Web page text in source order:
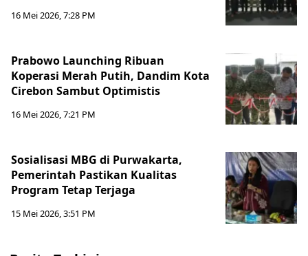
16 Mei 2026, 7:28 PM
Prabowo Launching Ribuan
Koperasi Merah Putih, Dandim Kota
Cirebon Sambut Optimistis
16 Mei 2026, 7:21 PM
Sosialisasi MBG di Purwakarta,
Pemerintah Pastikan Kualitas
Program Tetap Terjaga
15 Mei 2026, 3:51 PM